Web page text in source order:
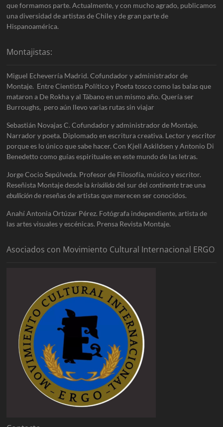
que formamos parte. Actualmente, y con mucho agrado, publicamos
una diversidad de artistas de Chile y de gran parte de
Hispanoamérica.
Montajistas:
Miguel Echeverría Madrid. Cofundador y administrador de
Montaje. Entre Cientista Político y Poeta tosco como las balas que
mataron a De Rokha y al Tábano en un mismo año. Quería ser
Burroughs, pero aún llevo varias rutas sin viajar
Sebastián Novajas C. Cofundador y administrador de Montaje.
Narrador y poeta. Diplomado en escritura creativa. Lector y escritor
porque es lo único que sabe hacer. Con Kjell Askildsen y Antonio Di
Benedetto como guías espirituales en este mundo de las letras.
Jorge Cocio Sepúlveda. Profesor de Filosofía, músico y escritor.
Reseñista Montaje desde lakrisálidadel sur delcontinentetrae una
ebulliciónde reseñas de artistas que merecen ser conocidos.
Anahí Antonia Ortúzar Pérez. Fotógrafa independiente, artista de
las artes visuales y escénicas. Prensa Revista Montaje.
Asociados con Movimiento Cultural Internacional ERGO